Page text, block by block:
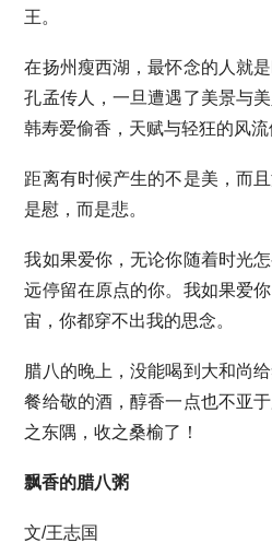
王。
在扬州瘦西湖，最怀念的人就
孔孟传人，一旦遭遇了美景与
韩寿爱偷香，天赋与轻狂的风流
距离有时候产生的不是美，而
是慰，而是悲。
我如果爱你，无论你随着时光
远停留在原点的你。我如果爱
宙，你都穿不出我的思念。
腊八的晚上，没能喝到大和尚
餐给敬的酒，醇香一点也不亚
之东隅，收之桑榆了！
飘香的腊八粥
文/王志国